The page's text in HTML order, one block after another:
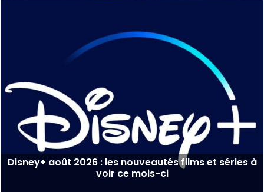
Disney+ août 2026 : les nouveautés films et séries à
voir ce mois-ci